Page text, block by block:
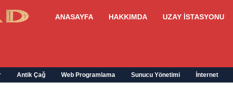
ANASAYFA HAKKIMDA UZAY İSTASYONU
Antik Çağ Web Programlama Sunucu Yönetimi İnternet